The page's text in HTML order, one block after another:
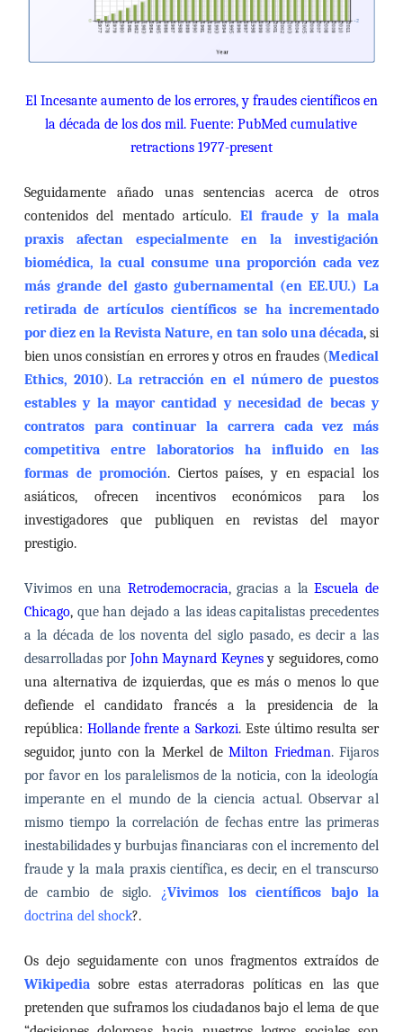
El Incesante aumento de los errores, y fraudes científicos en
la década de los dos mil. Fuente: PubMed cumulative
retractions 1977-present
Seguidamente añado unas sentencias acerca de otros
contenidos del mentado artículo. El fraude y la mala
praxis afectan especialmente en la investigación
biomédica, la cual consume una proporción cada vez
más grande del gasto gubernamental (en EE.UU.) La
retirada de artículos científicos se ha incrementado
por diez en la Revista Nature, en tan solo una década, si
bien unos consistían en errores y otros en fraudes (Medical
Ethics, 2010).La retracción en el número de puestos
estables y la mayor cantidad y necesidad de becas y
contratos para continuar la carrera cada vez más
competitiva entre laboratorios ha influido en las
formas de promoción. Ciertos países, y en espacial los
asiáticos, ofrecen incentivos económicos para los
investigadores que publiquen en revistas del mayor
prestigio.
Vivimos en una Retrodemocracia, gracias a laEscuela de
Chicago, que han dejado a las ideas capitalistas precedentes
a la década de los noventa del siglo pasado, es decir a las
desarrolladas por John Maynard Keynesy seguidores, como
una alternativa de izquierdas, que es más o menos lo que
defiende el candidato francés a la presidencia de la
república: Hollande frente a Sarkozi. Este último resulta ser
seguidor, junto con la Merkel deMilton Friedman. Fijaros
por favor en los paralelismos de la noticia, con la ideología
imperante en el mundo de la ciencia actual. Observar al
mismo tiempo la correlación de fechas entre las primeras
inestabilidades y burbujas financiaras con el incremento del
fraude y la mala praxis científica, es decir, en el transcurso
de cambio de siglo. ¿Vivimos los científicos bajo la
doctrina del shock?.
Os dejo seguidamente con unos fragmentos extraídos de
Wikipediasobre estas aterradoras políticas en las que
pretenden que suframos los ciudadanos bajo el lema de que